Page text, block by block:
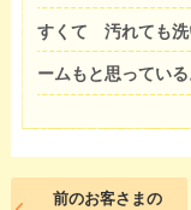
すくて 汚れても洗
ームもと思っている
前のお客さまの